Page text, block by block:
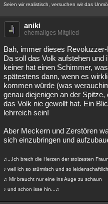
Seien wir realistisch, versuchen wir das
aniki
ehemaliges Mitglied
Bah, immer dieses Revoluzzer-
Da soll das Volk aufstehen
keiner hat einen Schimmer,
spätestens dann, wenn es
kommen würde (was
genau diejenigen an der
das Volk nie gewollt hat. Ein
lehrreich sein!
Aber Meckern und Zerstören
sich einzubringen und
♫...Ich brech die Herzen der stolzesten Fraun,
♪ weil ich so stürmisch und so leidenschaftlich
♫ Mir braucht nur eine ins Auge zu schaun
♪ und schon isse hin...♫